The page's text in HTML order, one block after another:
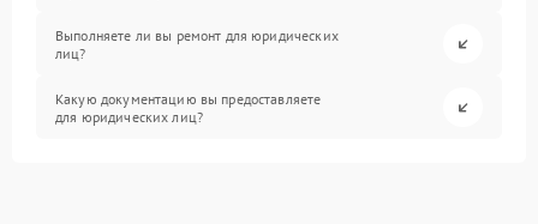
Выполняете ли вы ремонт для юридических
лиц?
Какую документацию вы предоставляете
для юридических лиц?